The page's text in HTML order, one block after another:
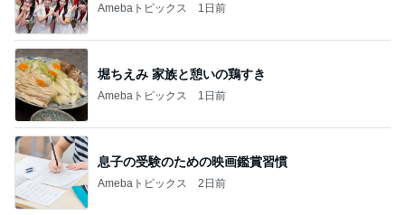
Amebaトピックス 1日前
息子の受験のための映画鑑賞習慣
Amebaトピックス 2日前
だいた 広い家がいらない理由
Amebaトピックス 15時間前